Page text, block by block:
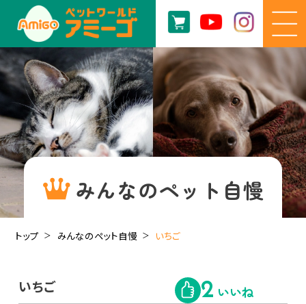
みんなのペット自慢
トップ みんなのペット自慢 いちご
いちご 2 いいね